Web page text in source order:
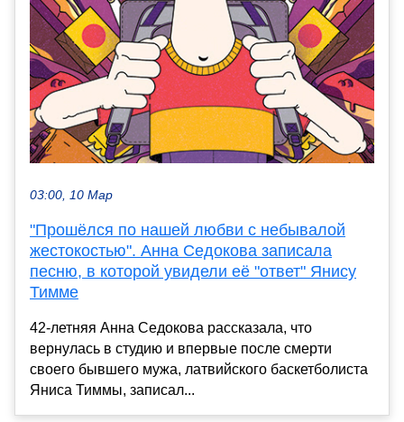
03:00, 10 Мар
"Прошёлся по нашей любви с небывалой
жестокостью". Анна Седокова записала
песню, в которой увидели её "ответ" Янису
Тимме
42-летняя Анна Седокова рассказала, что
вернулась в студию и впервые после смерти
своего бывшего мужа, латвийского баскетболиста
Яниса Тиммы, записал...